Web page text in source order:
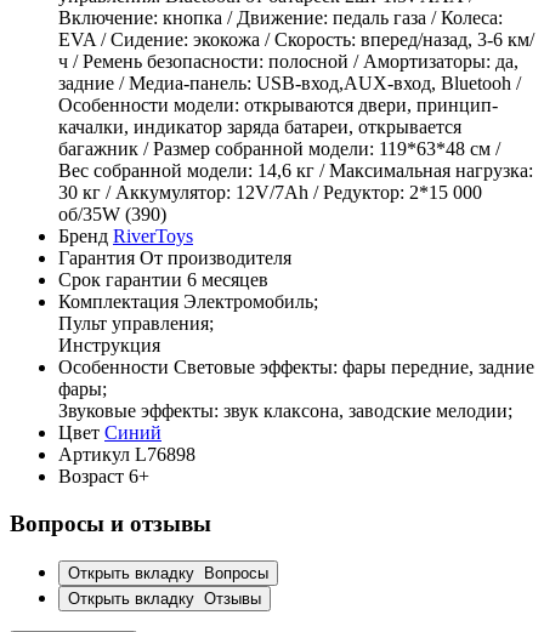
Включение: кнопка / Движение: педаль газа / Колеса:
EVA / Сидение: экокожа / Скорость: вперед/назад, 3-6 км/
ч / Ремень безопасности: полосной / Амортизаторы: да,
задние / Медиа-панель: USB-вход,AUX-вход, Bluetooh /
Особенности модели: открываются двери, принцип-
качалки, индикатор заряда батареи, открывается
багажник / Размер собранной модели: 119*63*48 см /
Вес собранной модели: 14,6 кг / Максимальная нагрузка:
30 кг / Аккумулятор: 12V/7Ah / Редуктор: 2*15 000
об/35W (390)
Бренд RiverToys
Гарантия От производителя
Срок гарантии 6 месяцев
Комплектация Электромобиль;
Пульт управления;
Инструкция
Особенности Световые эффекты: фары передние, задние
фары;
Звуковые эффекты: звук клаксона, заводские мелодии;
Цвет Синий
Артикул L76898
Возраст 6+
Вопросы и отзывы
Открыть вкладку
Вопросы
Открыть вкладку Отзывы